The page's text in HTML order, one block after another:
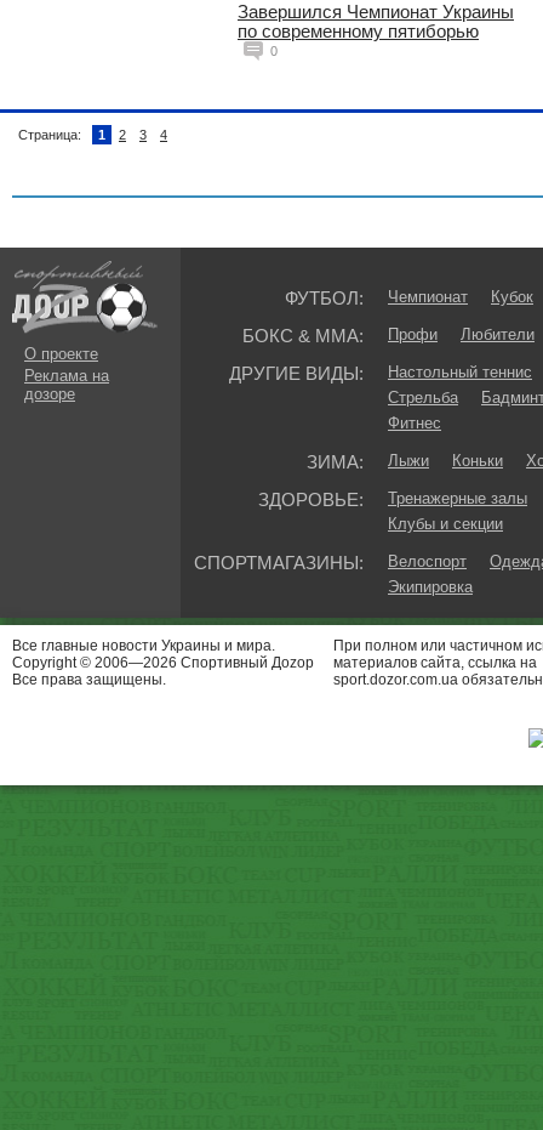
Завершился Чемпионат Украины
по современному пятиборью
0
Страница: 1 2 3 4
О проекте
Реклама на
дозоре
ФУТБОЛ: Чемпионат Кубок
БОКС & ММА: Профи Любители
ДРУГИЕ ВИДЫ:
Настольный теннис
Стрельба
Фитнес
ЗИМА: Лыжи Коньки
ЗДОРОВЬЕ:
Тренажерные залы
Клубы и секции
СПОРТМАГАЗИНЫ: Велоспорт
Экипировка
Все главные новости Украины и мира.
Copyright © 2006—2026 Спортивный Доzор
Все права защищены.
При полном или частичном
материалов сайта, ссылка на
sport.dozor.com.ua